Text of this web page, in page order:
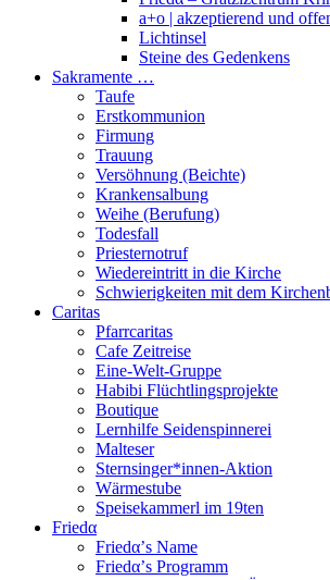
a+o | akzeptierend und
Lichtinsel
Steine des Gedenkens
Sakramente …
Taufe
Erstkommunion
Firmung
Trauung
Versöhnung (Beichte)
Krankensalbung
Weihe (Berufung)
Todesfall
Priesternotruf
Wiedereintritt in die Kirche
Schwierigkeiten mit dem
Caritas
Pfarrcaritas
Cafe Zeitreise
Eine-Welt-Gruppe
Habibi Flüchtlingsprojekte
Boutique
Lernhilfe Seidenspinnerei
Malteser
Sternsinger*innen-Aktion
Wärmestube
Speisekammerl im 19ten
Friedα
Friedα’s Name
Friedα’s Programm